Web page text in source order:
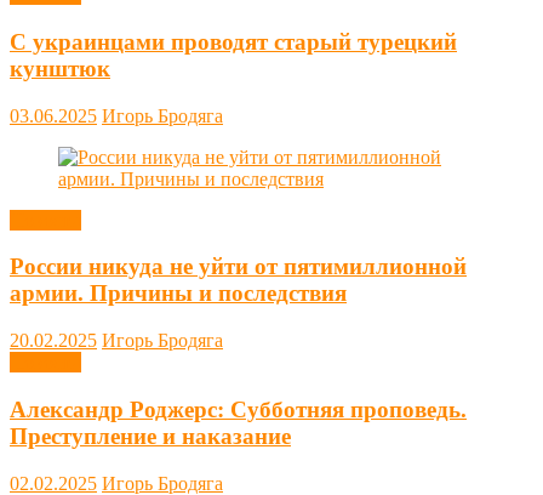
С украинцами проводят старый турецкий
кунштюк
03.06.2025 Игорь Бродяга
России никуда не уйти от пятимиллионной
армии. Причины и последствия
20.02.2025 Игорь Бродяга
Александр Роджерс: Субботняя проповедь.
Преступление и наказание
02.02.2025 Игорь Бродяга